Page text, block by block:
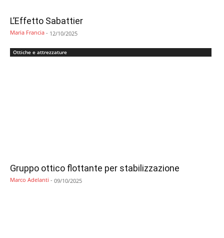
L’Effetto Sabattier
Maria Francia - 12/10/2025
Ottiche e attrezzature
Gruppo ottico flottante per stabilizzazione
Marco Adelanti - 09/10/2025